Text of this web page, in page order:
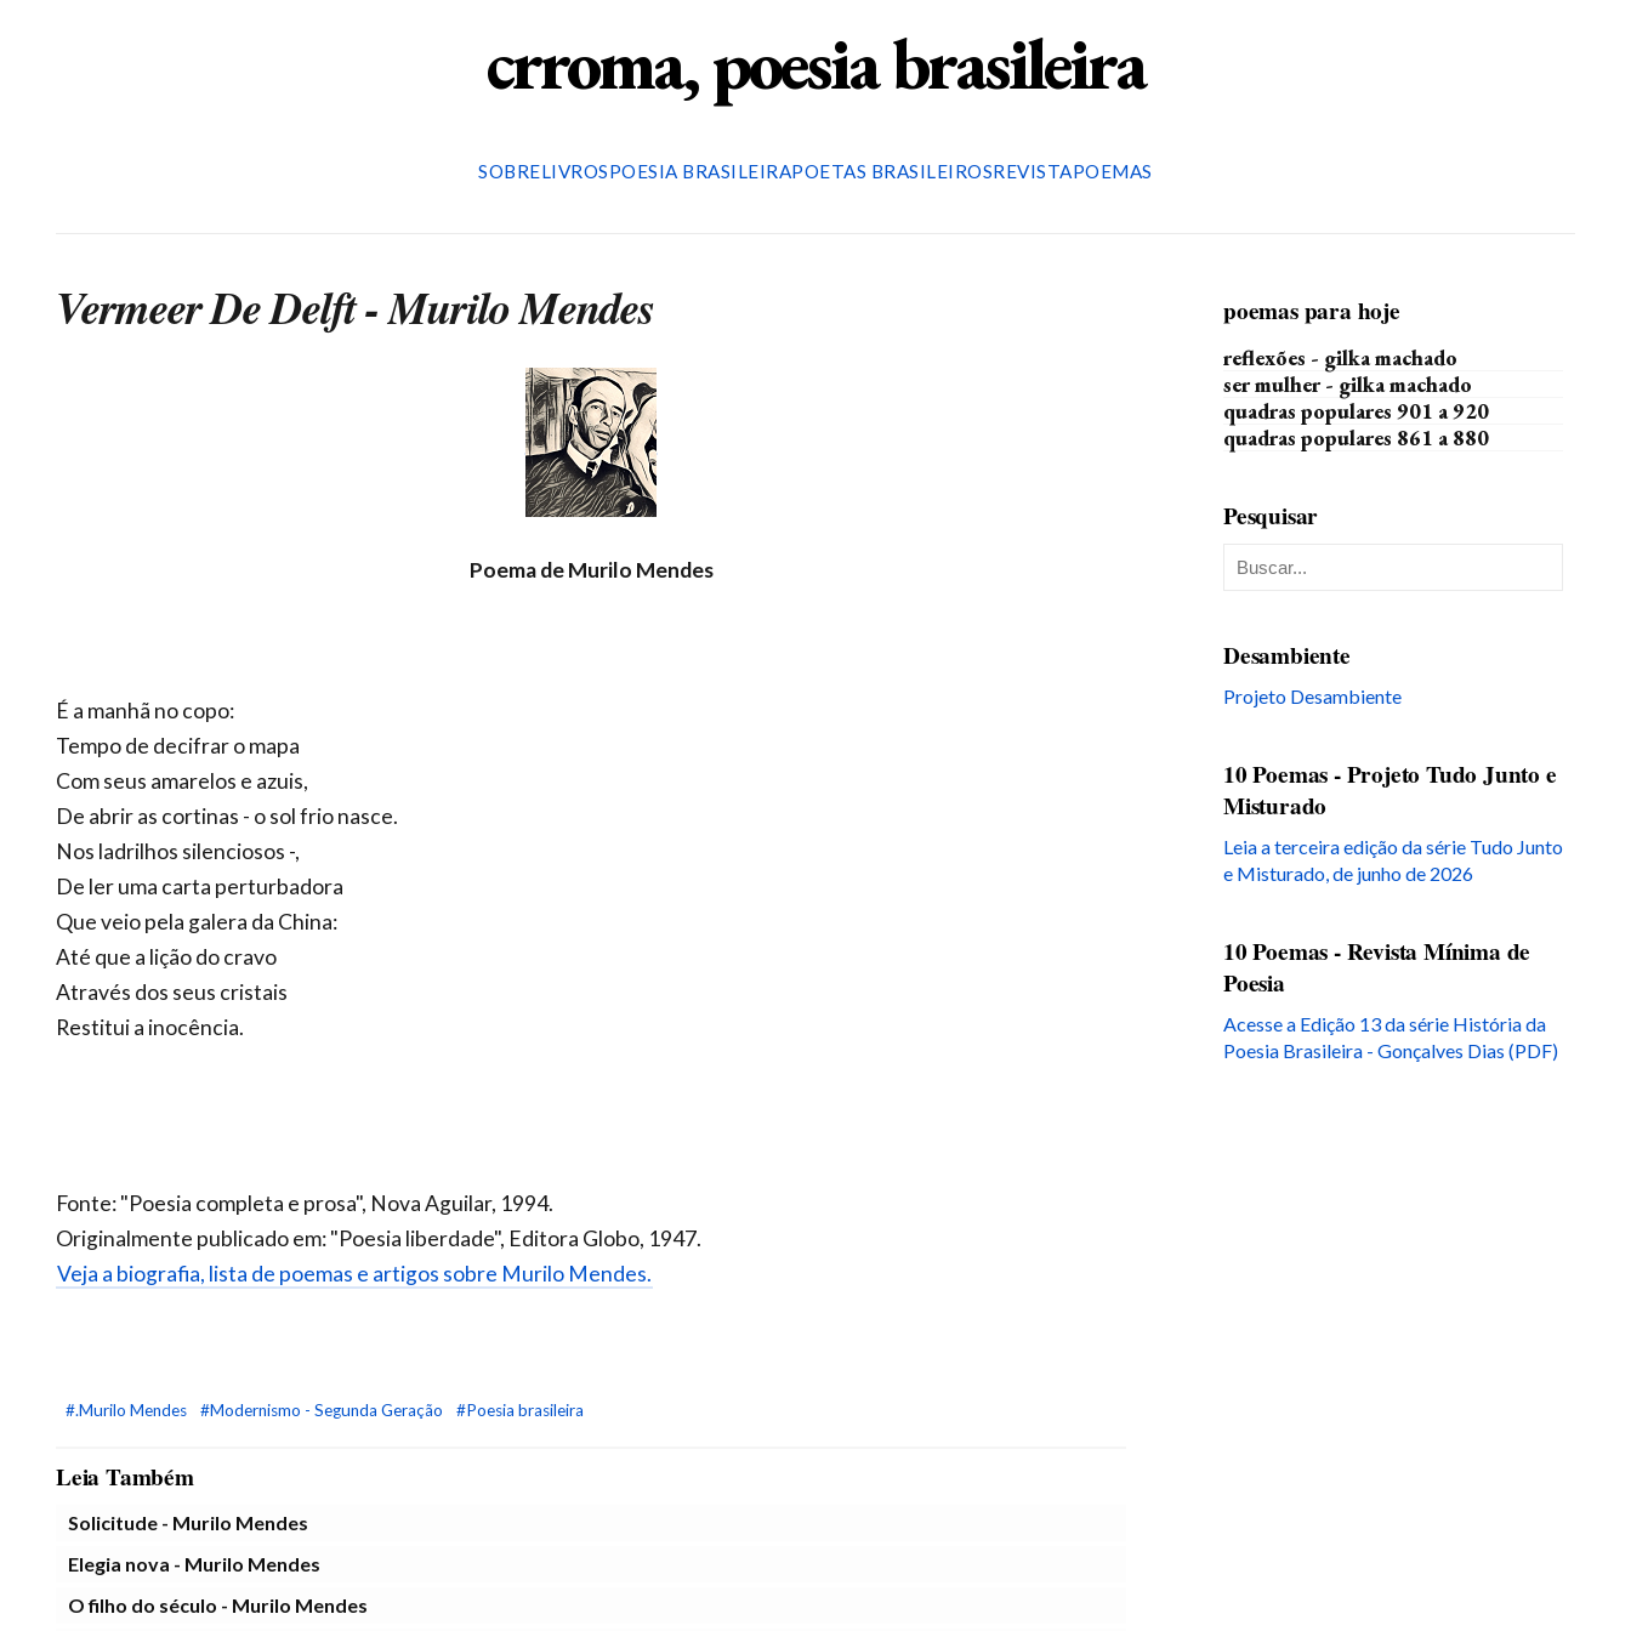
crroma, poesia brasileira
SOBRELIVROSPOESIA BRASILEIRAPOETAS BRASILEIROSREVISTAPOEMAS
Vermeer De Delft - Murilo Mendes
Poema de Murilo Mendes
É a manhã no copo:
Tempo de decifrar o mapa
Com seus amarelos e azuis,
De abrir as cortinas - o sol frio nasce.
Nos ladrilhos silenciosos -,
De ler uma carta perturbadora
Que veio pela galera da China:
Até que a lição do cravo
Através dos seus cristais
Restitui a inocência.
Fonte: "Poesia completa e prosa", Nova Aguilar, 1994.
Originalmente publicado em: "Poesia liberdade", Editora Globo, 1947.
Veja a biografia, lista de poemas e artigos sobre Murilo Mendes.
#.Murilo Mendes #Modernismo - Segunda Geração #Poesia brasileira
Leia Também
Solicitude - Murilo Mendes
Elegia nova - Murilo Mendes
O filho do século - Murilo Mendes
poemas para hoje
reflexões - gilka machado
ser mulher - gilka machado
quadras populares 901 a 920
quadras populares 861 a 880
Pesquisar
Desambiente
Projeto Desambiente
10 Poemas - Projeto Tudo Junto e
Misturado
Leia a terceira edição da série Tudo Junto
e Misturado, de junho de 2026
10 Poemas - Revista Mínima de
Poesia
Acesse a Edição 13 da série História da
Poesia Brasileira - Gonçalves Dias (PDF)